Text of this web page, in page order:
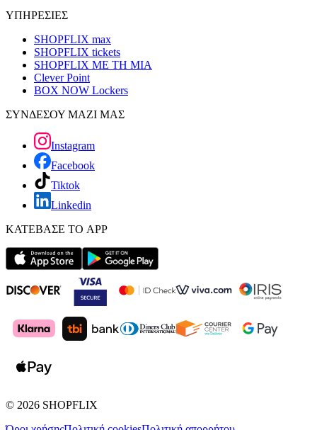
ΥΠΗΡΕΣΙΕΣ
SHOPFLIX max
SHOPFLIX tickets
SHOPFLIX ΜΕ ΤΗ ΜΙΑ
Clever Point
BOX NOW Lockers
ΣΥΝΔΕΣΟΥ ΜΑΖΙ ΜΑΣ
Instagram
Facebook
Tiktok
Linkedin
ΚΑΤΕΒΑΣΕ ΤΟ APP
© 2026 SHOPFLIX